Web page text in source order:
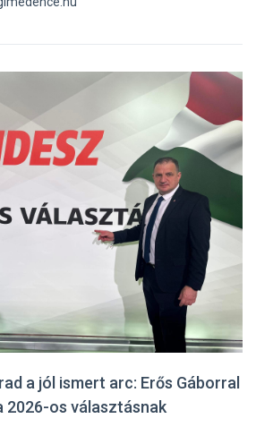
a jól ismert arc: Erős Gáborral
2026-os választásnak